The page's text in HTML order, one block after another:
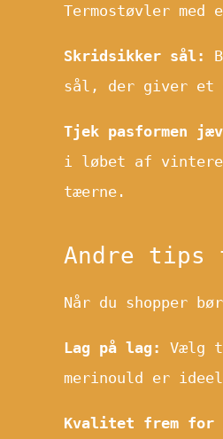
Termostøvler
Skridsikker sål:
sål, der giver et
Tjek pasformen
i løbet af
tæerne.
Andre
Når du shopper
Lag på lag:
Vælg
merinould er
Kvalitet frem for